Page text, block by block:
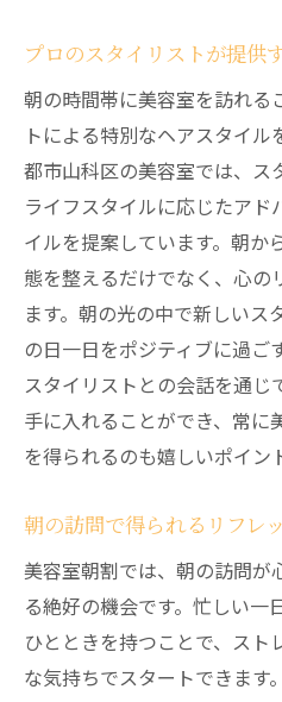
美容室での朝割が
京都市の美容室朝割が
地域に根差した特
朝割で受けられる
京都市の美容室の
プロのサービスが
特典満載の朝割サ
京都市で体験する
美容室で叶える日常の
日常に取り入れた
毎日の美しさを維持
プロのアドバイスで
日々の美しさを支
美容室で得られる
プロのスタイリストが提供
朝の時間帯に美容室を訪れる
トによる特別なヘアスタイ
都市山科区の美容室では、ス
ライフスタイルに応じたアド
イルを提案しています。朝か
態を整えるだけでなく、心の
ます。朝の光の中で新しいス
の日一日をポジティブに過ご
スタイリストとの会話を通じ
手に入れることができ、常に
を得られるのも嬉しいポイン
朝の訪問で得られるリフレ
美容室朝割では、朝の訪問が
る絶好の機会です。忙しい一
ひとときを持つことで、スト
な気持ちでスタートできます